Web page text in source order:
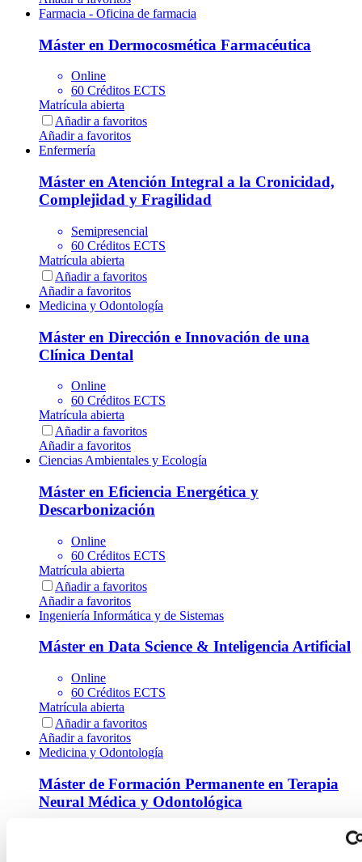
Farmacia - Oficina de farmacia
Máster en Dermocosmética Farmacéutica
Online
60 Créditos ECTS
Matrícula abierta
Añadir a favoritos
Añadir a favoritos
Enfermería
Máster en Atención Integral a la Cronicidad,
Complejidad y Fragilidad
Semipresencial
60 Créditos ECTS
Matrícula abierta
Añadir a favoritos
Añadir a favoritos
Medicina y Odontología
Máster en Dirección e Innovación de una
Clínica Dental
Online
60 Créditos ECTS
Matrícula abierta
Añadir a favoritos
Añadir a favoritos
Ciencias Ambientales y Ecología
Máster en Eficiencia Energética y
Descarbonización
Online
60 Créditos ECTS
Matrícula abierta
Añadir a favoritos
Añadir a favoritos
Ingeniería Informática y de Sistemas
Máster en Data Science & Inteligencia Artificial
Online
60 Créditos ECTS
Matrícula abierta
Añadir a favoritos
Añadir a favoritos
Medicina y Odontología
Máster de Formación Permanente en Terapia
Neural Médica y Odontológica